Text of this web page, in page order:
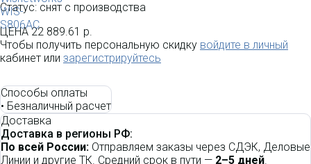
Статус: снят с производства
ЦЕНА 22 889.61 р.
Чтобы получить персональную скидку войдите в личный
кабинет или зарегистрируйтесь
Способы оплаты
• Безналичный расчет
Доставка
Доставка в регионы РФ:
По всей России: Отправляем заказы через СДЭК, Деловые
Линии и другие ТК. Средний срок в пути — 2–5 дней.